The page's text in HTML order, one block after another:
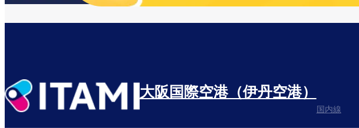
大阪国際空港（伊丹空港）
国内線